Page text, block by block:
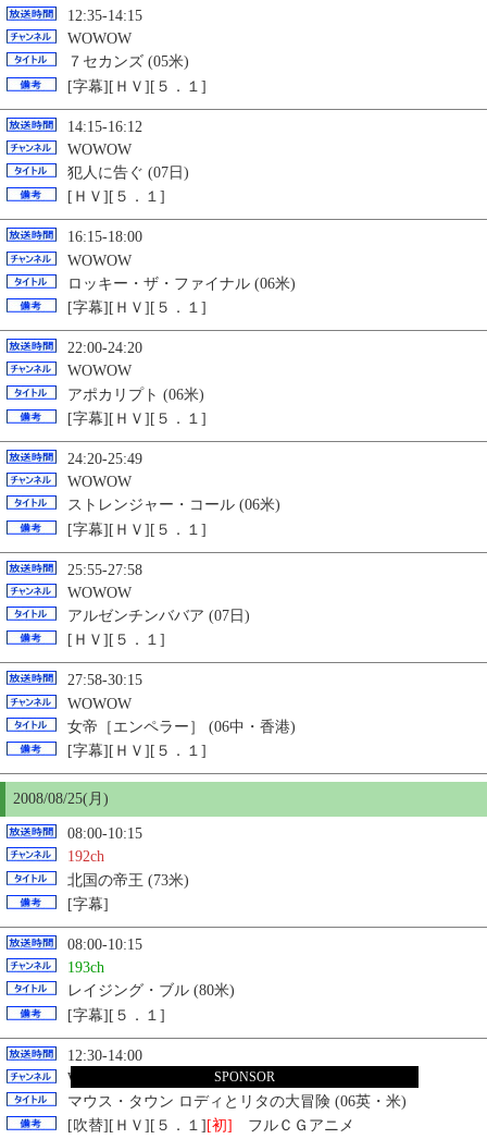
12:35-14:15
WOWOW
７セカンズ (05米)
[字幕][ＨＶ][５．１]
14:15-16:12
WOWOW
犯人に告ぐ (07日)
[ＨＶ][５．１]
16:15-18:00
WOWOW
ロッキー・ザ・ファイナル (06米)
[字幕][ＨＶ][５．１]
22:00-24:20
WOWOW
アポカリプト (06米)
[字幕][ＨＶ][５．１]
24:20-25:49
WOWOW
ストレンジャー・コール (06米)
[字幕][ＨＶ][５．１]
25:55-27:58
WOWOW
アルゼンチンババア (07日)
[ＨＶ][５．１]
27:58-30:15
WOWOW
女帝［エンペラー］ (06中・香港)
[字幕][ＨＶ][５．１]
2008/08/25(月)
08:00-10:15
192ch
北国の帝王 (73米)
[字幕]
08:00-10:15
193ch
レイジング・ブル (80米)
[字幕][５．１]
12:30-14:00
WOWOW
マウス・タウン ロディとリタの大冒険 (06英・米)
[吹替][ＨＶ][５．１] [初] フルＣＧアニメ
SPONSOR